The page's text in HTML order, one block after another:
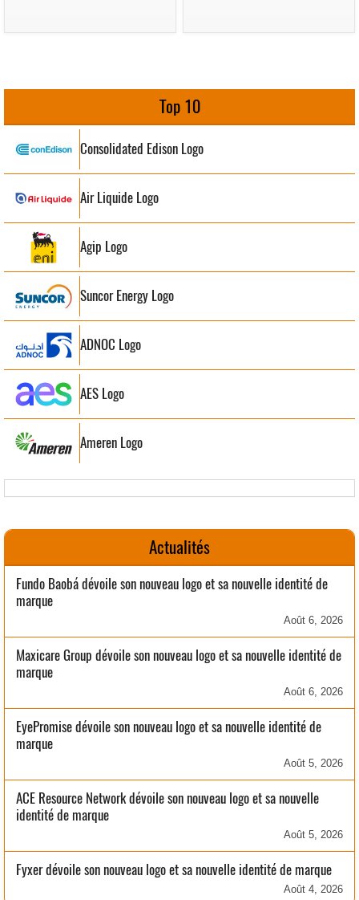
Top 10
Consolidated Edison Logo
Air Liquide Logo
Agip Logo
Suncor Energy Logo
ADNOC Logo
AES Logo
Ameren Logo
Actualités
Fundo Baobá dévoile son nouveau logo et sa nouvelle identité de
marque
Août 6, 2026
Maxicare Group dévoile son nouveau logo et sa nouvelle identité de
marque
Août 6, 2026
EyePromise dévoile son nouveau logo et sa nouvelle identité de
marque
Août 5, 2026
ACE Resource Network dévoile son nouveau logo et sa nouvelle
identité de marque
Août 5, 2026
Fyxer dévoile son nouveau logo et sa nouvelle identité de marque
Août 4, 2026